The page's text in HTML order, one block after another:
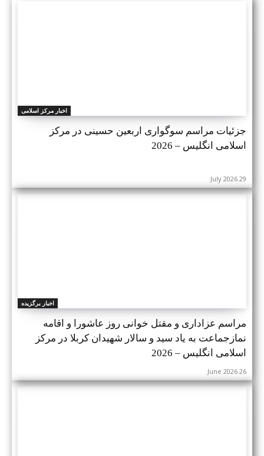
اخبار مرکز اسلامی
جزئیات مراسم سوگواری اربعین حسینی در مرکز
اسلامی انگلیس – 2026
29 July 2026
اخبار برگزیده
مراسم عزاداری و مقتل خوانی روز عاشورا و اقامه
نمازجماعت به یاد سید و سالار شهیدان کربلا در مرکز
اسلامی انگلیس – 2026
26 June 2026